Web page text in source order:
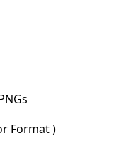
Format )